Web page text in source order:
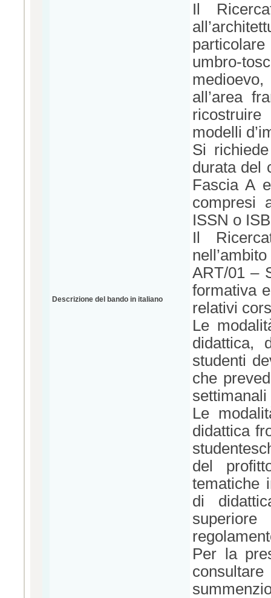
Descrizione del bando in italiano
Il
umbro-
all’area
modelli
Si
durata del
Fascia A
compresi
ISSN o
Il
ART/01 –
formativa
relativi
Le
didattica,
studenti
che
Le
didattica
del
tematiche
di
Per la